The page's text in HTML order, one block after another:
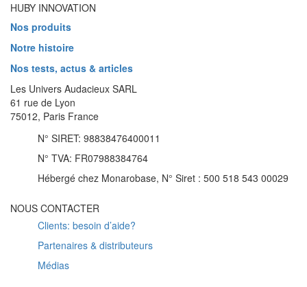
HUBY INNOVATION
Nos produits
Notre histoire
Nos tests, actus & articles
Les Univers Audacieux SARL
61 rue de Lyon
75012, Paris France
N° SIRET: 98838476400011
N° TVA: FR07988384764
Hébergé chez Monarobase, N° Siret : 500 518 543 00029
NOUS CONTACTER
Clients: besoin d’aide?
Partenaires & distributeurs
Médias